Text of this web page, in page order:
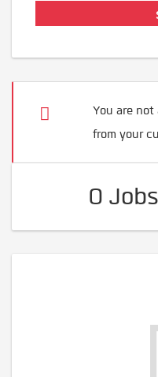
You are
from your
0